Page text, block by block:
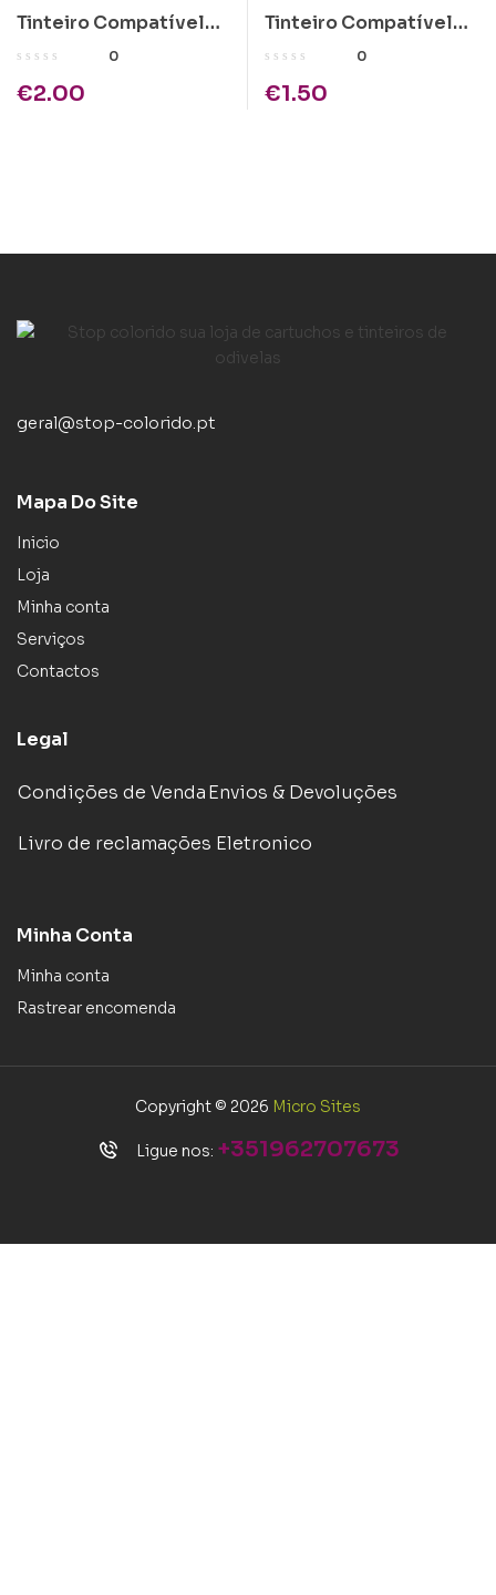
Tinteiro Compatível
Epson T0712/T0892
0
€2.00
Tinteiro Compatível
Epson T0481 Preto
0
€1.50
geral@stop-colorido.pt
Mapa Do Site
Inicio
Loja
Minha conta
Serviços
Contactos
Legal
Condições de VendaEnvios & Devoluções
Livro de reclamações Eletronico
Minha Conta
Minha conta
Rastrear encomenda
Copyright © 2026 Micro Sites
Ligue nos: +351962707673